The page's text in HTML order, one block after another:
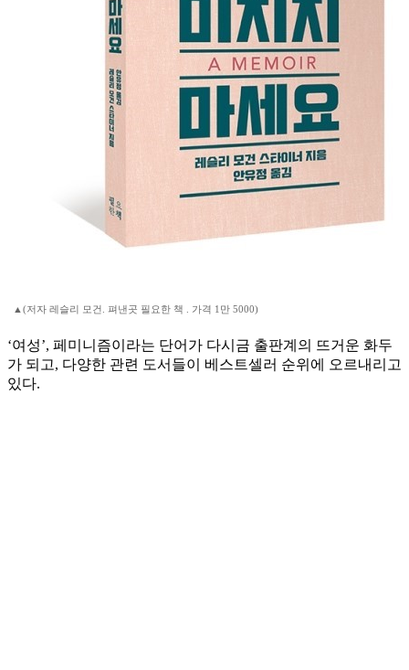
▲(저자 레슬리 모건. 펴낸곳 필요한 책 . 가격 1만 5000)
‘여성’, 페미니즘이라는 단어가 다시금 출판계의 뜨거운 화두
가 되고, 다양한 관련 도서들이 베스트셀러 순위에 오르내리고
있다.